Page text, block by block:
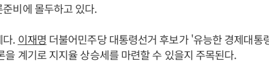
비에 몰두하고 있다.
다. 이재명 더불어민주당 대통령선거 후보가 '유능한 경제대통
을 계기로 지지율 상승세를 마련할 수 있을지 주목된다.